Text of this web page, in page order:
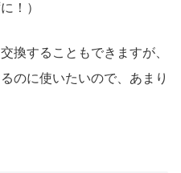
！）
換することもできますが、
のに使いたいので、あまり